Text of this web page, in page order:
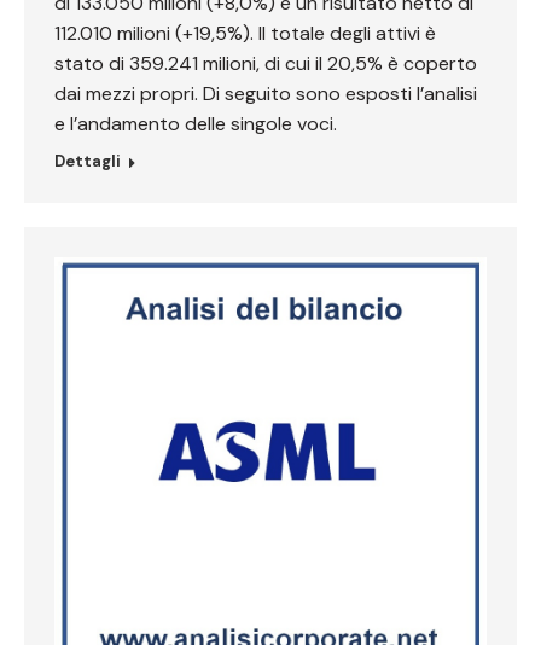
112.010 milioni (+19,5%). Il totale degli attivi è
stato di 359.241 milioni, di cui il 20,5% è coperto
dai mezzi propri. Di seguito sono esposti l’analisi
e l’andamento delle singole voci.
Dettagli